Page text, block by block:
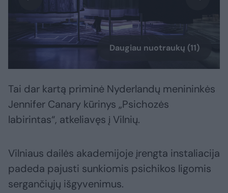
Daugiau nuotraukų (11)
Tai dar kartą priminė Nyderlandų menininkės
Jennifer Canary kūrinys „Psichozės
labirintas“, atkeliavęs į Vilnių.
Vilniaus dailės akademijoje įrengta instaliacija
padeda pajusti sunkiomis psichikos ligomis
sergančiųjų išgyvenimus.